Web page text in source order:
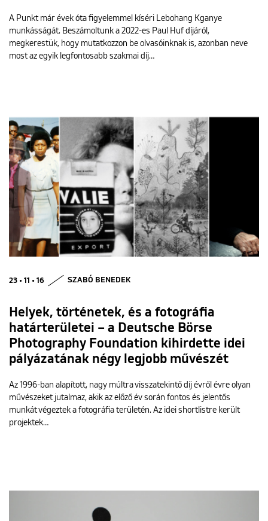
A Punkt már évek óta figyelemmel kíséri Lebohang Kganye
munkásságát. Beszámoltunk a 2022-es Paul Huf díjáról,
megkerestük, hogy mutatkozzon be olvasóinknak is, azonban neve
most az egyik legfontosabb szakmai díj…
23 • 11 • 16 SZABÓ BENEDEK
Helyek, történetek, és a fotográfia
határterületei – a Deutsche Börse
Photography Foundation kihirdette idei
pályázatának négy legjobb művészét
Az 1996-ban alapított, nagy múltra visszatekintő díj évről évre olyan
művészeket jutalmaz, akik az előző év során fontos és jelentős
munkát végeztek a fotográfia területén. Az idei shortlistre került
projektek…